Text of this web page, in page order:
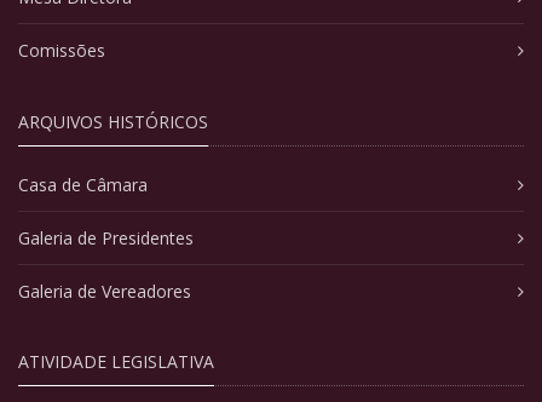
Comissões
ARQUIVOS HISTÓRICOS
Casa de Câmara
Galeria de Presidentes
Galeria de Vereadores
ATIVIDADE LEGISLATIVA